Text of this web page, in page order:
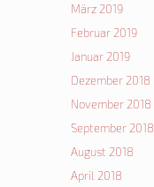
März 2019
Februar 2019
Januar 2019
Dezember 2018
November 2018
September 2018
August 2018
April 2018